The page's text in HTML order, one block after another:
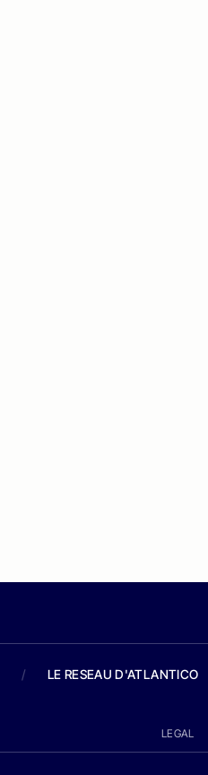
/ LE RESEAU D'ATLANTICO
LEGAL